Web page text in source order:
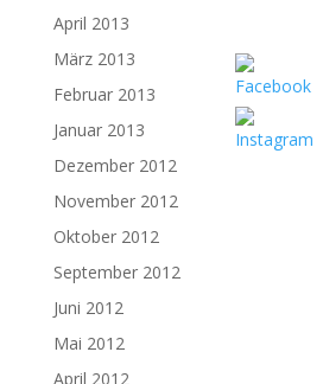
April 2013
März 2013
Februar 2013
Januar 2013
Dezember 2012
November 2012
Oktober 2012
September 2012
Juni 2012
Mai 2012
April 2012